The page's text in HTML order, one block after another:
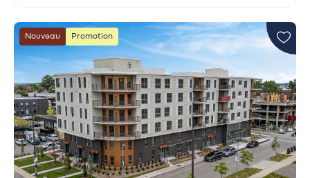
Nouveau Promotion